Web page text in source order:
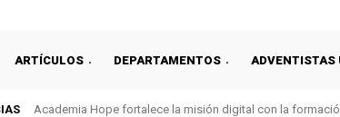
ARTÍCULOS DEPARTAMENTOS ADVENTISTAS
Academia Hope fortalece la misión digital con la